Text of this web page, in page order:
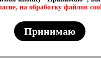
каталог в телеграмм
на обработку файлов
Принимаю